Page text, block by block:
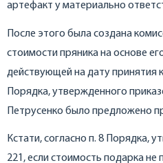
артефакт у материально
После этого была создана
стоимости пряника на основе
действующей на дату принятия
Порядка, утвержденного
Петрусенко было предложено
Кстати, согласно п. 8 Порядка,
221, если стоимость подарка